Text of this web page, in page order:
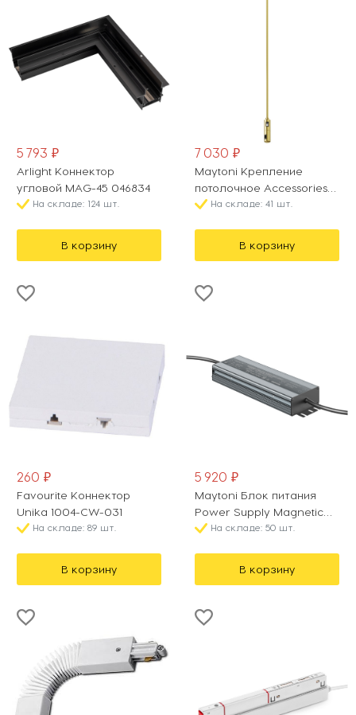
5 793 ₽
Arlight Коннектор
угловой MAG-45 046834
На складе: 124 шт.
В корзину
7 030 ₽
Maytoni Крепление
потолочное Accessories
for tracks Flarity TRA159C-
На складе: 41 шт.
В корзину
260 ₽
Favourite Коннектор
Unika 1004-CW-031
На складе: 89 шт.
В корзину
5 920 ₽
Maytoni Блок питания
Power Supply Magnetic
PSL008-150W-48V-IP67
На складе: 50 шт.
В корзину